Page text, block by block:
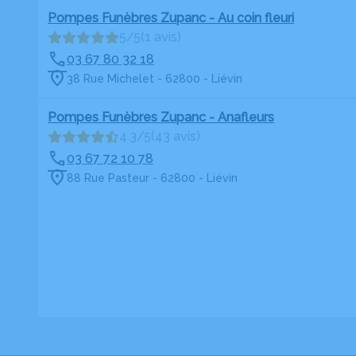
Pompes Funèbres Zupanc - Au coin fleuri
5/5(1 avis)
03 67 80 32 18
38 Rue Michelet - 62800 - Liévin
Pompes Funèbres Zupanc - Anafleurs
4.3/5(43 avis)
03 67 72 10 78
88 Rue Pasteur - 62800 - Liévin